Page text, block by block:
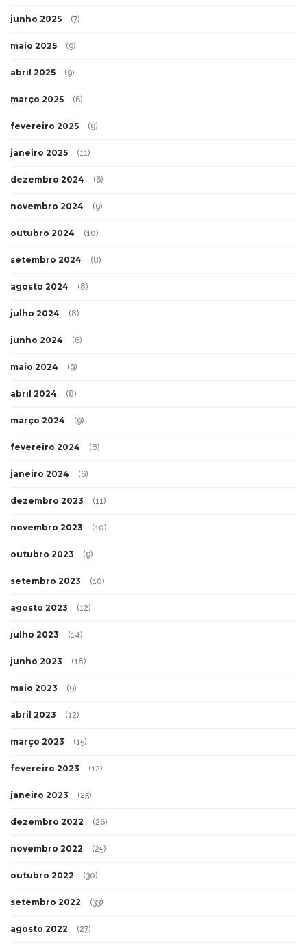
junho 2025 (7)
maio 2025 (9)
abril 2025 (9)
março 2025 (6)
fevereiro 2025 (9)
janeiro 2025 (11)
dezembro 2024 (6)
novembro 2024 (9)
outubro 2024 (10)
setembro 2024 (8)
agosto 2024 (8)
julho 2024 (8)
junho 2024 (6)
maio 2024 (9)
abril 2024 (8)
março 2024 (9)
fevereiro 2024 (8)
janeiro 2024 (6)
dezembro 2023 (11)
novembro 2023 (10)
outubro 2023 (9)
setembro 2023 (10)
agosto 2023 (12)
julho 2023 (14)
junho 2023 (18)
maio 2023 (9)
abril 2023 (12)
março 2023 (15)
fevereiro 2023 (12)
janeiro 2023 (25)
dezembro 2022 (26)
novembro 2022 (25)
outubro 2022 (30)
setembro 2022 (33)
agosto 2022 (27)